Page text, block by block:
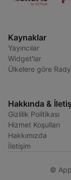
Kaynaklar
Yayıncılar
Widget'lar
Ülkelere göre
Hakkında &
Gizlilik Politikası
Hizmet Koşulları
Hakkımızda
İletişim
©